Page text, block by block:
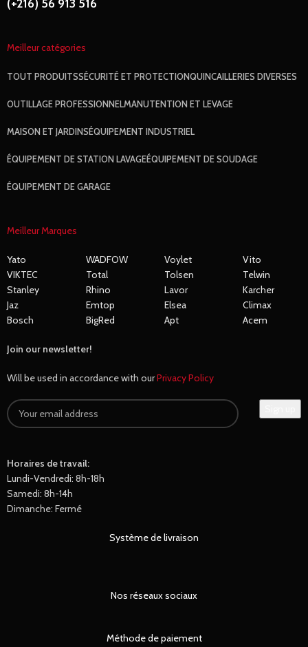
(+216) 56 913 516
Meilleur catégories
TOUT PRODUITSSÉCURITÉ ET PROTECTIONQUINCAILLERIES DIVERSES
OUTILLAGE PROFESSIONNELMANUTENTION ET LEVAGE
MAISON ET JARDINSÉQUIPEMENT INDUSTRIEL
ÉQUIPEMENT DE STATION LAVAGEÉQUIPEMENT DE SOUDAGE
ÉQUIPEMENT DE GARAGE
Meilleur Marques
Yato WADFOW Voylet
Vito
VIKTEC
Total Tolsen
Telwin
Stanley
Rhino Lavor
Karcher
Jaz
Emtop Elsea
Climax
Bosch
BigRed Apt Acem
Join our newsletter!
Will be used in accordance with ourPrivacy Policy
Horaires de travail:
Lundi-Vendredi: 8h-18h
Samedi: 8h-14h
Dimanche: Fermé
Système de livraison
Nos réseaux sociaux
Méthode de paiement